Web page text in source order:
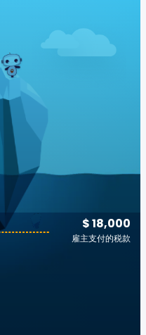
$ 18,000
雇主支付的税款